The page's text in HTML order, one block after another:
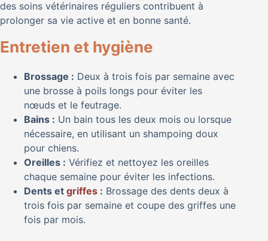
des soins vétérinaires réguliers contribuent à
prolonger sa vie active et en bonne santé.
Entretien et hygiène
Brossage : Deux à trois fois par semaine avec
une brosse à poils longs pour éviter les
nœuds et le feutrage.
Bains : Un bain tous les deux mois ou lorsque
nécessaire, en utilisant un shampoing doux
pour chiens.
Oreilles : Vérifiez et nettoyez les oreilles
chaque semaine pour éviter les infections.
Dents et griffes : Brossage des dents deux à
trois fois par semaine et coupe des griffes une
fois par mois.